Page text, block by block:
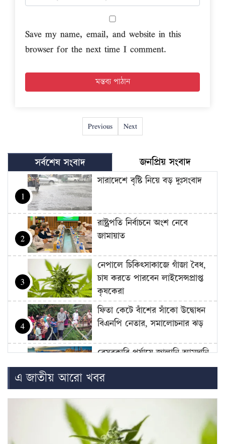
Save my name, email, and website in this
browser for the next time I comment.
Previous Next
সর্বশেষ সংবাদ জনপ্রিয় সংবাদ
1
সারাদেশে বৃষ্টি নিয়ে বড় দুঃসংবাদ
2
রাষ্ট্রপতি নির্বাচনে অংশ নেবে
জামায়াত
3
নেপালে চিকিৎসাকাজে গাঁজা বৈধ,
চাষ করতে পারবেন লাইসেন্সপ্রাপ্ত
কৃষকেরা
4
ফিতা কেটে বাঁশের সাঁকো উদ্বোধন
বিএনপি নেতার, সমালোচনার ঝড়
5
বেসরকারি পর্যায়ে জ্বালানি আমদানি
নিয়ে এখনো চূড়ান্ত সিদ্ধান্ত হয়নি:
জ্বালানি…
উদ্বোধনের আগেই জুলাই জাদুঘর
থেকে বহু কিছু সরিয়েছে বিএনপি,
অভিযোগ…
এ জাতীয় আরো খবর